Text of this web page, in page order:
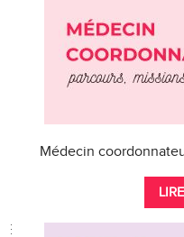
Médecin